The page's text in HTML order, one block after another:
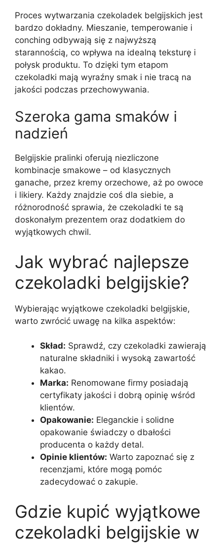
Proces wytwarzania czekoladek belgijskich jest
bardzo dokładny. Mieszanie, temperowanie i
conching odbywają się z najwyższą
starannością, co wpływa na idealną teksturę i
połysk produktu. To dzięki tym etapom
czekoladki mają wyraźny smak i nie tracą na
jakości podczas przechowywania.
Szeroka gama smaków i
nadzień
Belgijskie pralinki oferują niezliczone
kombinacje smakowe – od klasycznych
ganache, przez kremy orzechowe, aż po owoce
i likiery. Każdy znajdzie coś dla siebie, a
różnorodność sprawia, że czekoladki te są
doskonałym prezentem oraz dodatkiem do
wyjątkowych chwil.
Jak wybrać najlepsze
czekoladki belgijskie?
Wybierając wyjątkowe czekoladki belgijskie,
warto zwrócić uwagę na kilka aspektów:
Skład: Sprawdź, czy czekoladki zawierają
naturalne składniki i wysoką zawartość
kakao.
Marka: Renomowane firmy posiadają
certyfikaty jakości i dobrą opinię wśród
klientów.
Opakowanie: Eleganckie i solidne
opakowanie świadczy o dbałości
producenta o każdy detal.
Opinie klientów: Warto zapoznać się z
recenzjami, które mogą pomóc
zadecydować o zakupie.
Gdzie kupić wyjątkowe
czekoladki belgijskie w